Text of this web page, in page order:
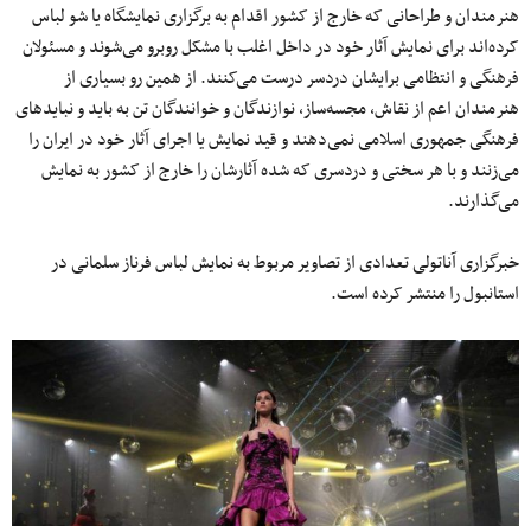
هنرمندان و طراحانی که خارج از کشور اقدام به برگزاری نمایشگاه یا شو لباس
کرده‌اند برای نمایش آثار خود در داخل اغلب با مشکل روبرو می‌‌شوند و مسئولان
فرهنگی و انتظامی برایشان دردسر درست می‌‌کنند. از همین رو بسیاری از
هنرمندان اعم از نقاش، مجسه‌‌ساز، نوازندگان و خوانندگان تن به باید و نبایدهای
فرهنگی جمهوری اسلامی نمی‌‌دهند و قید نمایش یا اجرای آثار خود در ایران را
می‌‌زنند و با هر سختی و دردسری که شده آثارشان را خارج از کشور به نمایش
می‌‌گذارند.
خبرگزاری آناتولی تعدادی از تصاویر مربوط به نمایش لباس فرناز سلمانی در
استانبول را منتشر کرده است.